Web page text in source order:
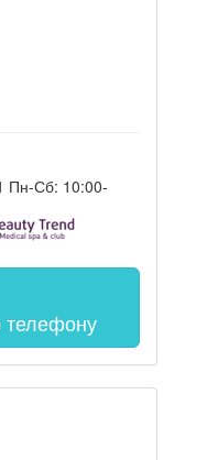
Пн-Сб: 10:00-
телефону